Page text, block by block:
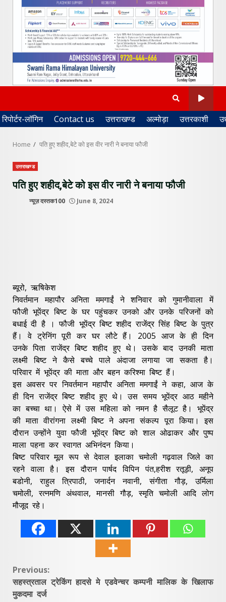
रिपोर्टर-लॉगिन Contact us उत्तराखण्ड अल्मोड़ा उत्तरकाशी
Home पति हुए शहीद,बेटे को इस वीर नारी ने बनाया फौजी
उत्तराखण्ड
पति हुए शहीद,बेटे को इस वीर नारी ने बनाया फौजी
न्यूज़ दस्तक100 June 8, 2024
ब्यूरो, ऋषिकेश
निवर्तमान‌ महापौर अनिता ममगाईं ने शनिवार को गुमानीवाला में
फौजी भूपेंद्र बिष्ट के घर पहुंचकर उनको और उनके परिजनों को
बधाई दी है । फौजी भूपेंद्र बिष्ट शहीद राजेंद्र सिंह बिष्ट के पुत्र
हैं। वे ट्रेनिंग पूरी कर घर लौटे हैं। 2005 आज के ही दिन
उनके पिता राजेंद्र बिष्ट शहीद हुए थे। उसके बाद उनकी माता
लक्ष्मी बिष्ट ने कैसे बच्चे पाले अंदाजा लगाया जा सकता है।
परिवार में भूपेंद्र की माता और बहन करिश्मा बिष्ट हैं।
इस अवसर पर निवर्तमान‌ महापौर अनिता ममगाईं ने कहा, आज के
ही दिन राजेंद्र बिष्ट शहीद हुए थे। उस समय भूपेंद्र आठ महीने
का बच्चा था। ऐसे में उस महिला को नमन है सैलूट है। भूपेंद्र
की माता वीरांगना लक्ष्मी बिष्ट ने अपना संकल्प पूरा किया। इस
दौरान उन्होंने युवा फौजी भूपेंद्र बिष्ट को शाल ओढाकर और पुष्प
माला पहना कर स्वागत अभिनंदन किया।
बिष्ट परिवार मूल रूप से देवाल इलाका चमोली गढ़वाल जिले का
रहने वाला है। इस दौरान पार्षद विपिन पंत,हरीश रतूड़ी, अनूप
बडोनी, राहुल त्रिपाठी, जनार्दन नवानी, संगीता गौड़, उर्मिला
चमोली, रत्नमणि अंथवाल, मानसी गौड़, स्मृति चमोली आदि लोग
मौजूद रहे।
Continue
Reading
Previous:
सहस्त्रताल ट्रेकिंग हादसे मे एडवेन्चर कम्पनी मालिक के खिलाफ
मुकदमा दर्ज